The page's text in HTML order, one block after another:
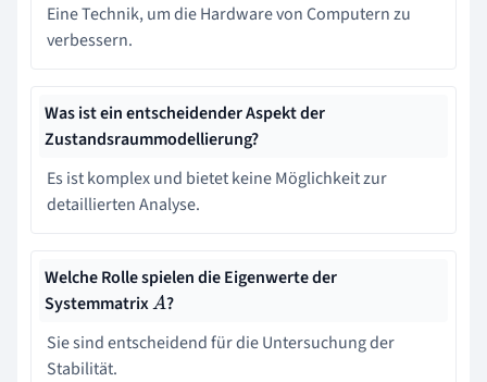
Eine Technik, um die Hardware von Computern zu
verbessern.
Was ist ein entscheidender Aspekt der
Zustandsraummodellierung?
Es ist komplex und bietet keine Möglichkeit zur
detaillierten Analyse.
Welche Rolle spielen die Eigenwerte der
SystemmatrixA?
Sie sind entscheidend für die Untersuchung der
Stabilität.